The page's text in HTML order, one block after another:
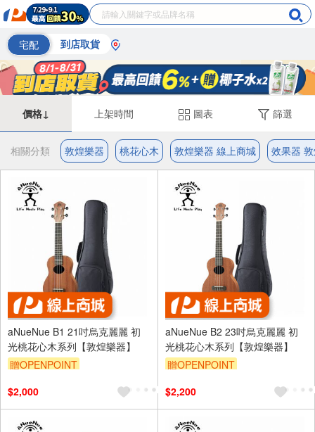
宅配 到店取貨
價格↓ 上架時間 圖表 篩選
相關分類 敦煌樂器 桃花心木 敦煌樂器 線上商城 效果器
aNueNue B1 21吋烏克麗麗 初
光桃花心木系列【敦煌樂器】
贈OPENPOINT
$2,000
aNueNue B2 23吋烏克麗麗 初
光桃花心木系列【敦煌樂器】
贈OPENPOINT
$2,200